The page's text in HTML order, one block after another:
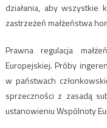
działania, aby wszystkie
zastrzeżeń małżeństwa
Prawna regulacja
Europejskiej. Próby
w państwach
sprzeczności z zasadą
ustanowieniu Wspólnoty